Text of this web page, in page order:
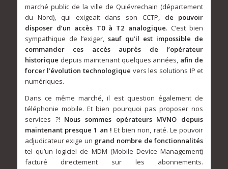
marché public de la ville de Quiévrechain (département
du Nord), qui exigeait dans son CCTP, de pouvoir
disposer d’un accès T0 à T2 analogique. C’est bien
sympathique de l’exiger, sauf qu’il est impossible de
commander ces accès auprès de l’opérateur
historique depuis maintenant quelques années, afin de
forcer l’évolution technologique vers les solutions IP et
numériques.
Dans ce même marché, il est question également de
téléphonie mobile. Et bien pourquoi pas proposer nos
services ?! Nous sommes opérateurs MVNO depuis
maintenant presque 1 an ! Et bien non, raté. Le pouvoir
adjudicateur exige un grand nombre de fonctionnalités
tel qu’un logiciel de MDM (Mobile Device Management)
facturé directement sur les abonnements.